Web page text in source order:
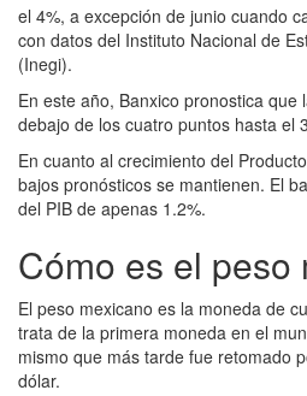
el 4%, a excepción de junio cuando
con datos del Instituto Nacional de
(Inegi).
En este año, Banxico pronostica que
debajo de los cuatro puntos hasta el
En cuanto al crecimiento del
bajos pronósticos se mantienen. El
del PIB de apenas 1.2%.
Cómo es el peso
El peso mexicano es la moneda de
trata de la primera moneda en el
mismo que más tarde fue retomado
dólar.